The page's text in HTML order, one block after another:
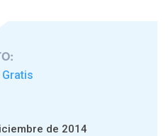
Gratis
de 2014